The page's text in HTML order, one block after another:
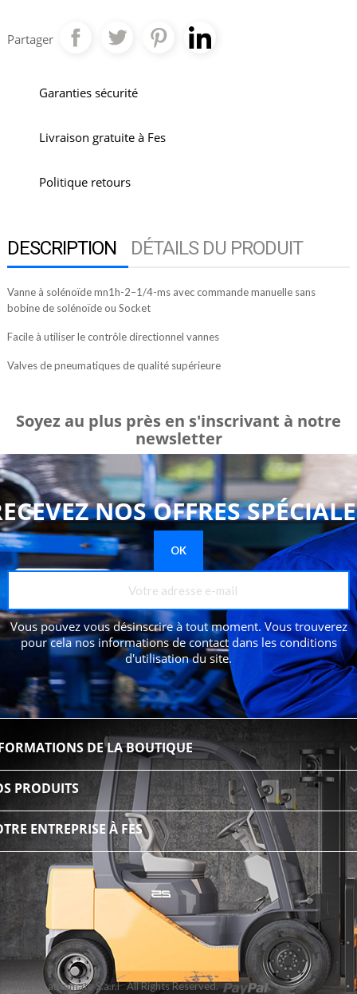
Partager
Garanties sécurité
Livraison gratuite à Fes
Politique retours
DESCRIPTION DÉTAILS DU PRODUIT
Vanne à solénoïde mn1h-2–1/4-ms avec commande manuelle sans
bobine de solénoïde ou Socket
Facile à utiliser le contrôle directionnel vannes
Valves de pneumatiques de qualité supérieure
Soyez au plus près en s'inscrivant à notre
newsletter
NOS OFFRES
Vous pouvez vous désinscrire à tout moment. Vous trouverez
pour cela nos informations de contact dans les conditions
d'utilisation du site.
DE LA BOUTIQUE
PRODUITS
ENTREPRISE À FES
Maroc automate S.a.r.l All Rights Reserved.